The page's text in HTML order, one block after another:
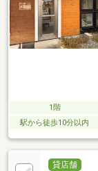
1階
駅から徒歩10分以内
貸店舗